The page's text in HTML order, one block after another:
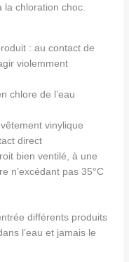
chloration choc.
: au contact de
violemment
chlore de l’eau
vinylique
direct
bien ventilé, à une
n’excédant pas 35°C
différents produits
l’eau et jamais le